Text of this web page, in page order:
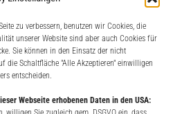
zu verbessern, benutzen wir Cookies, die
unserer Website sind aber auch Cookies für
Sie können in den Einsatz der nicht
die Schaltfläche "Alle Akzeptieren" einwilligen
entscheiden.
Webseite erhobenen Daten in den USA: